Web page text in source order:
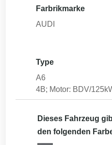
Farbrikmarke
AUDI
Type
A6
4B; Motor: BDV/
Dieses Fahrzeug
den folgenden